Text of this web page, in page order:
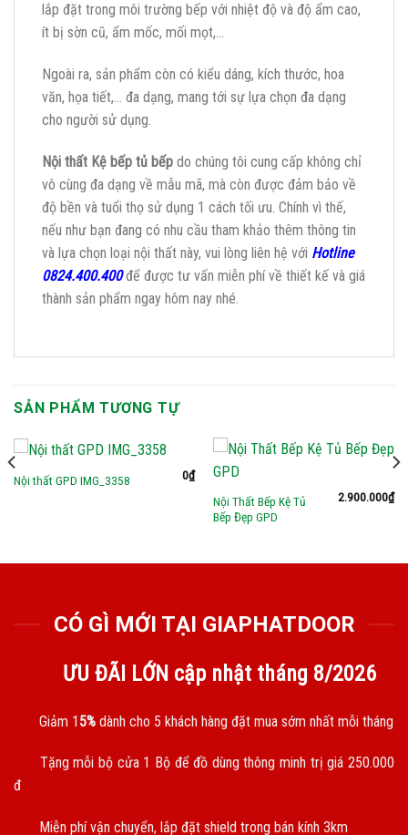
lắp đặt trong môi trường bếp với nhiệt độ và độ ẩm cao,
ít bị sờn cũ, ẩm mốc, mối mọt,…
Ngoài ra, sản phẩm còn có kiểu dáng, kích thước, hoa
văn, họa tiết,… đa dạng, mang tới sự lựa chọn đa dạng
cho người sử dụng.
Nội thất Kệ bếp tủ bếp do chúng tôi cung cấp không chỉ
vô cùng đa dạng về mẫu mã, mà còn được đảm bảo về
độ bền và tuổi thọ sử dụng 1 cách tối ưu. Chính vì thế,
nếu như bạn đang có nhu cầu tham khảo thêm thông tin
và lựa chọn loại nội thất này, vui lòng liên hệ với Hotline
0824.400.400để được tư vấn miễn phí về thiết kế và giá
thành sản phẩm ngay hôm nay nhé.
SẢN PHẨM TƯƠNG TỰ
Nội thất GPD IMG_3358 0₫
Nội Thất Bếp Kệ Tủ
Bếp Đẹp GPD
2.900.000₫
CÓ GÌ MỚI TẠI GIAPHATDOOR
ƯU ĐÃI LỚN cập nhật tháng 8/2026
Giảm 15% dành cho 5 khách hàng đặt mua sớm nhất mỗi tháng
Tặng mỗi bộ cửa 1 Bộ để đồ dùng thông minh trị giá 250.000
đ
Miễn phí vận chuyển, lắp đặt shield trong bán kính 3km